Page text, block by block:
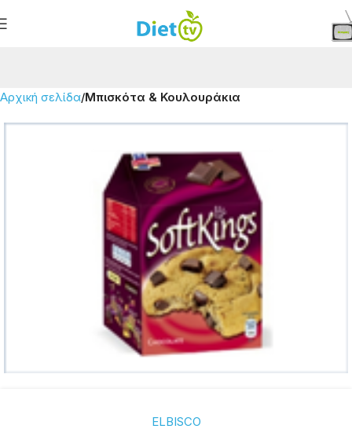
Αρχική σελίδα Μπισκότα & Κουλουράκια
ELBISCO